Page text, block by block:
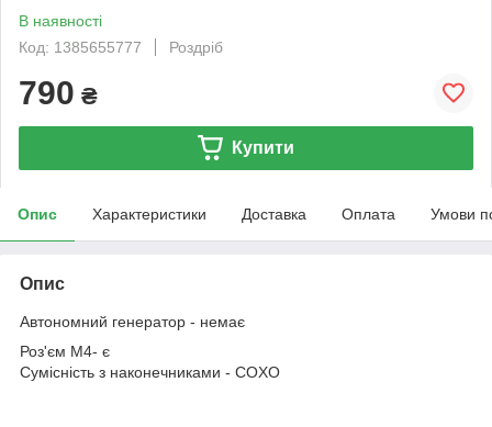
В наявності
Код: 1385655777
Роздріб
790 ₴
Купити
Опис Характеристики Доставка Оплата Умови
Опис
Автономний генератор - немає
Роз'єм M4- є
Сумісність з наконечниками - COXO